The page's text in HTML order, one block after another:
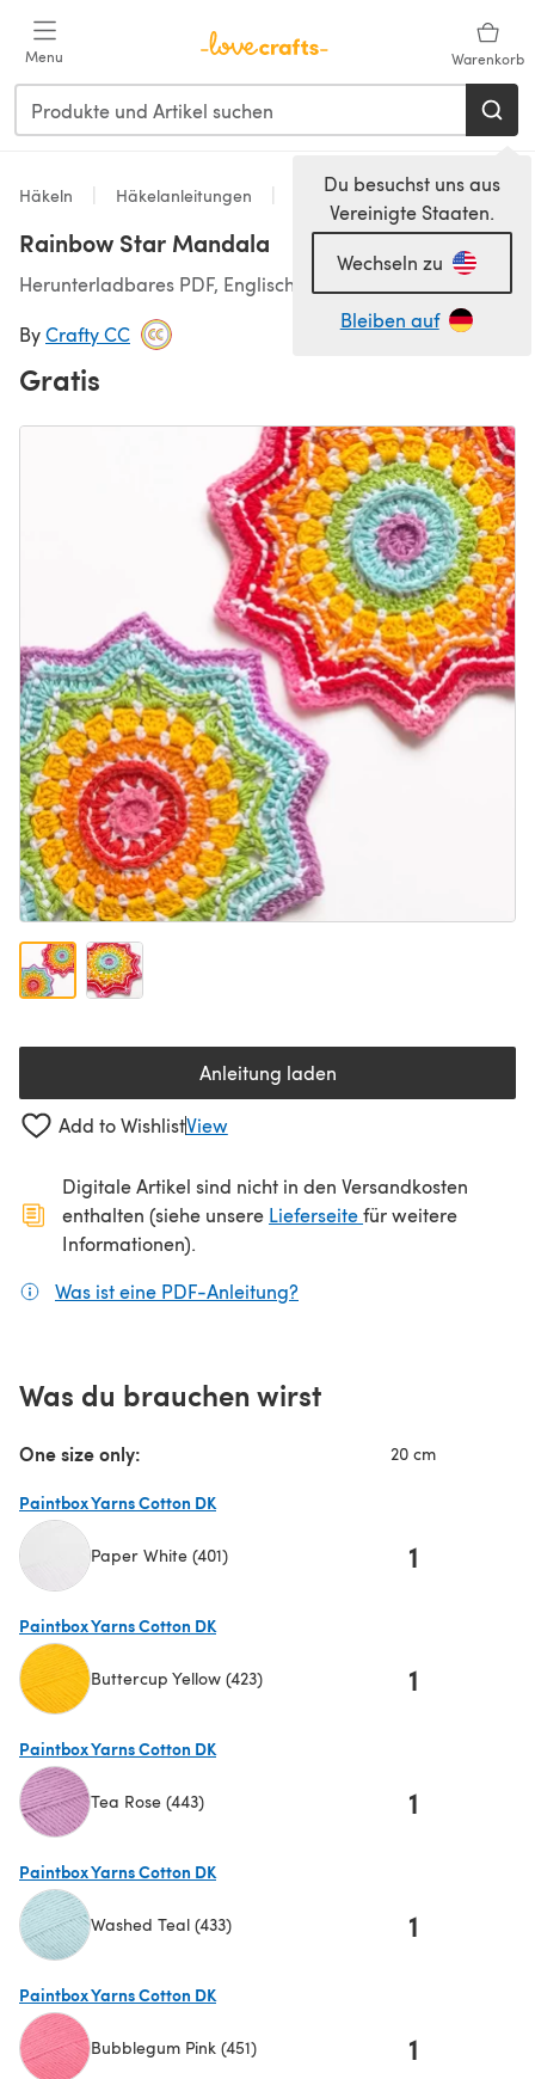
Menu Warenkorb
Du besuchst uns aus
Vereinigte Staaten.
Wechseln zu
Bleiben auf
Häkeln Häkelanleitungen Homeware
Rainbow Star Mandala
Herunterladbares PDF, Englisch
ByCrafty CC
Gratis
Anleitung laden(öffnet sich in einem neuen
Add to WishlistView
Digitale Artikel sind nicht in den Versandkosten
enthalten (siehe unsere Lieferseite(öffnet sich in
für weitere
Informationen).
Was ist eine PDF-Anleitung?
Was du brauchen wirst
One size only: 20 cm
Paintbox Yarns Cotton DK
Paper White (401) 1
Paintbox Yarns Cotton DK
Buttercup Yellow (423) 1
Paintbox Yarns Cotton DK
Tea Rose (443) 1
Paintbox Yarns Cotton DK
Washed Teal (433) 1
Paintbox Yarns Cotton DK
Bubblegum Pink (451) 1